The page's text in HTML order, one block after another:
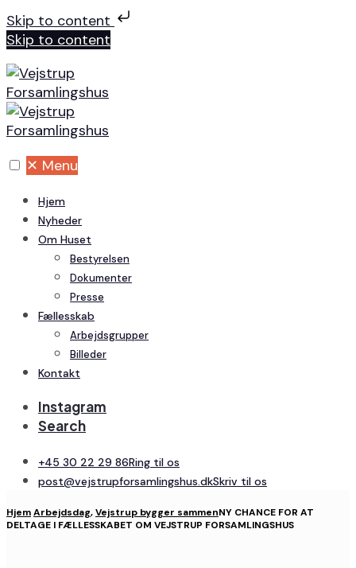
Skip to content
Skip to content
✕ Menu
Hjem
Nyheder
Om Huset
Bestyrelsen
Dokumenter
Presse
Fællesskab
Arbejdsgrupper
Billeder
Kontakt
Instagram
Search
+45 30 22 29 86Ring til os
post@vejstrupforsamlingshus.dkSkriv til os
HjemArbejdsdag,Vejstrup bygger sammenNY CHANCE FOR AT
DELTAGE I FÆLLESSKABET OM VEJSTRUP FORSAMLINGSHUS